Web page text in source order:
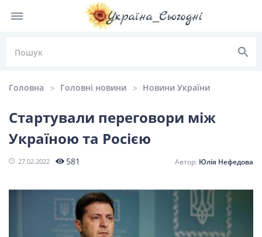
НОВИНИ УКРАЇНИ
Головна Головні новини Новини України
Стартували переговори між
Україною та Росією
27.02.2022 581 Юлія Нефедова